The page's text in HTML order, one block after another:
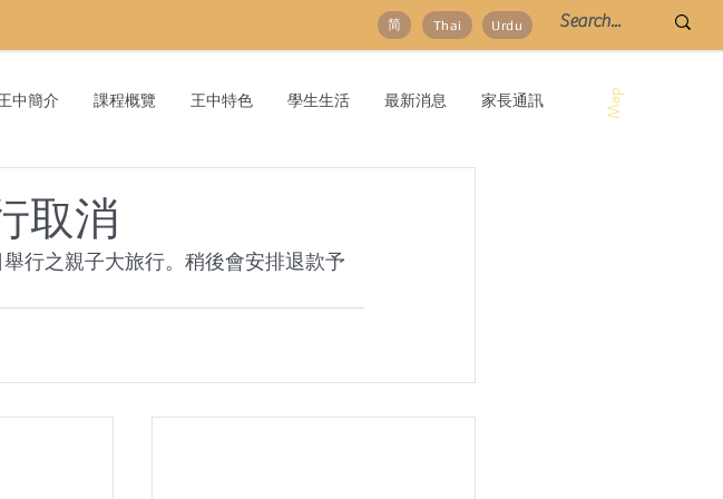
中簡介 課程概覽 王中特色 學生生活 最新消息 家長通訊 Map
Urdu
Thai
简
取消
行之親子大旅行。稍後會安排退款予